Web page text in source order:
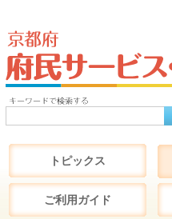
トピックス
ご利用ガイド